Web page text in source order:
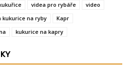
videa pro rybáře
video
kukurice na ryby
Kapr
kukurice na kapry